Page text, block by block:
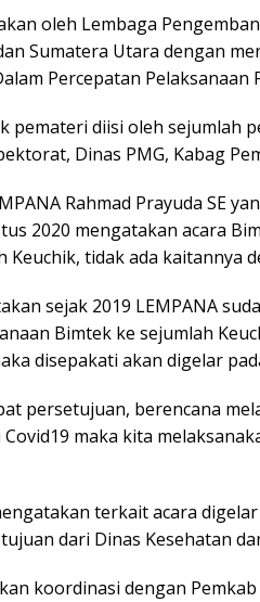
oleh Lembaga
Sumatera Utara dengan
Percepatan Pelaksanaan
pemateri diisi oleh sejumlah
Dinas PMG, Kabag
Rahmad Prayuda SE
2020 mengatakan acara
Keuchik, tidak ada kaitannya
sejak 2019 LEMPANA
Bimtek ke sejumlah
disepakati akan digelar
persetujuan, berencana
maka kita
terkait acara
dari Dinas Kesehatan
koordinasi dengan